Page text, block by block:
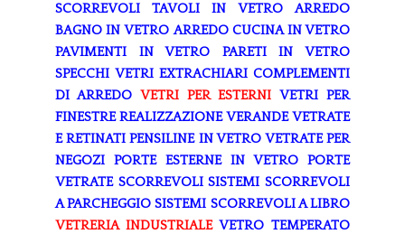
SCORREVOLI
TAVOLI IN VETRO
ARREDO
BAGNO IN VETRO ARREDO CUCINA IN VETRO
PAVIMENTI IN VETRO
PARETI IN VETRO
SPECCHI VETRI EXTRACHIARI COMPLEMENTI
DI ARREDO VETRI PER ESTERNI VETRI PER
FINESTRE REALIZZAZIONE VERANDE VETRATE
E RETINATI PENSILINE IN VETRO VETRATE PER
NEGOZI PORTE ESTERNE IN VETRO PORTE
VETRATE SCORREVOLI SISTEMI SCORREVOLI
A PARCHEGGIO SISTEMI SCORREVOLI A LIBRO
VETRERIA INDUSTRIALE VETRO TEMPERATO